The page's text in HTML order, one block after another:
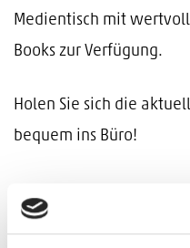
Medientisch mit
Books zur Verfügung.
Holen Sie sich die
bequem ins Büro!